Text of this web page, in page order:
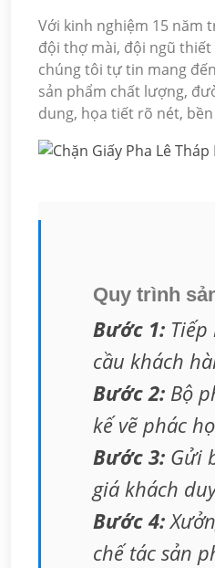
Với kinh nghiệm 15 năm
đội thợ mài, đội ngũ thiết
chúng tôi tự tin mang
sản phẩm chất lượng,
dung, họa tiết rõ nét,
Quy trình
Bước 1:
cầu khách
Bước 2: Bộ
kế vẽ phác
Bước 3: Gửi
giá khách
Bước 4:
chế tác sản